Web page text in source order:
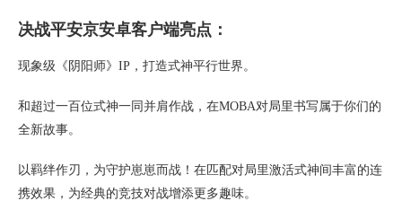
决战平安京安卓客户端亮点：
现象级《阴阳师》IP，打造式神平行世界。
和超过一百位式神一同并肩作战，在MOBA对局里书写属于你们的
全新故事。
以羁绊作刃，为守护崽崽而战！在匹配对局里激活式神间丰富的连
携效果，为经典的竞技对战增添更多趣味。